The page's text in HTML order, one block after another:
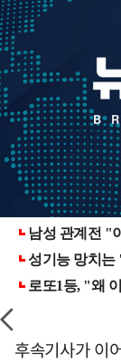
후속기사가 이